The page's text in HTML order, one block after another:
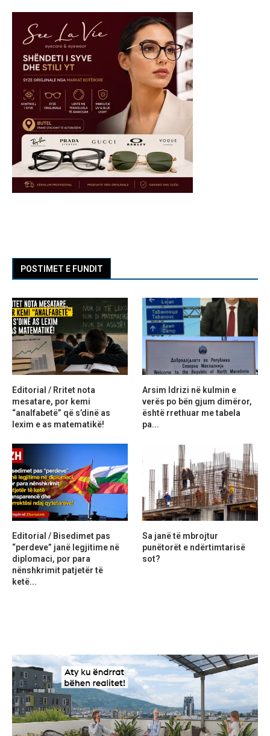
POSTIMET E FUNDIT
Editorial / Rritet nota
mesatare, por kemi
“analfabetë” që s’dinë as
lexim e as matematikë!
Arsim Idrizi në kulmin e
verës po bën gjum dimëror,
është rrethuar me tabela
pa...
Editorial / Bisedimet pas
“perdeve” janë legjitime në
diplomaci, por para
nënshkrimit patjetër të
ketë...
Sa janë të mbrojtur
punëtorët e ndërtimtarisë
sot?